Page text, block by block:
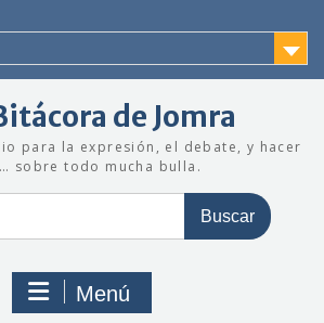
de Jomra
para la expresión, el debate, y hacer
sobre todo mucha bulla.
Menú